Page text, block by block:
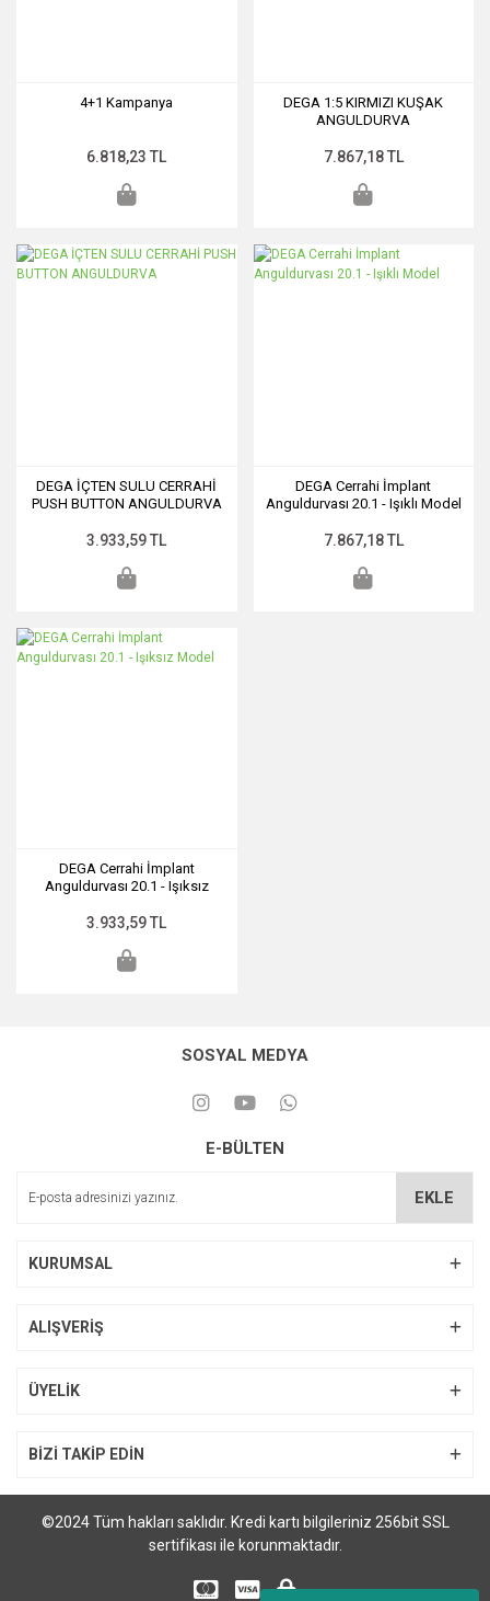
4+1 Kampanya
6.818,23 TL
DEGA 1:5 KIRMIZI KUŞAK
ANGULDURVA
7.867,18 TL
DEGA İÇTEN SULU CERRAHİ
PUSH BUTTON ANGULDURVA
3.933,59 TL
DEGA Cerrahi İmplant
Anguldurvası 20.1 - Işıklı Model
7.867,18 TL
DEGA Cerrahi İmplant
Anguldurvası 20.1 - Işıksız
3.933,59 TL
SOSYAL MEDYA
E-BÜLTEN
EKLE
KURUMSAL
ALIŞVERİŞ
ÜYELİK
BİZİ TAKİP EDİN
©2024 Tüm hakları saklıdır. Kredi kartı bilgileriniz 256bit SSL
sertifikası ile korunmaktadır.